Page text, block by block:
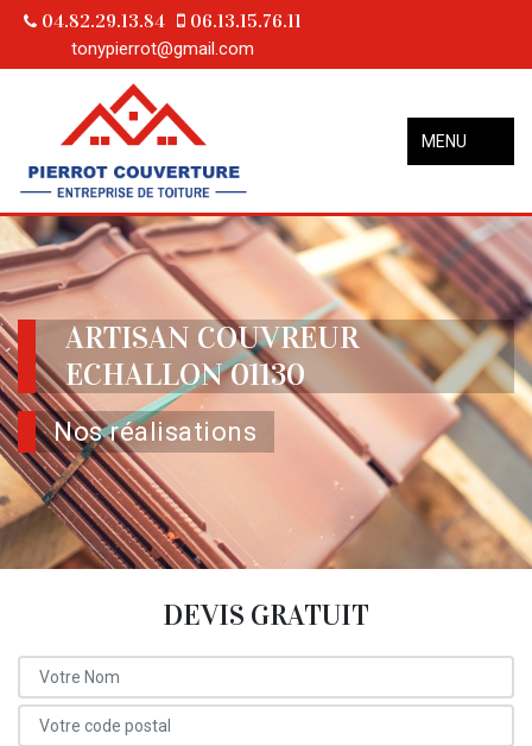
04.82.29.13.84 06.13.15.76.11
tonypierrot@gmail.com
MENU
ARTISAN COUVREUR
ECHALLON 01130
Nos réalisations
DEVIS GRATUIT